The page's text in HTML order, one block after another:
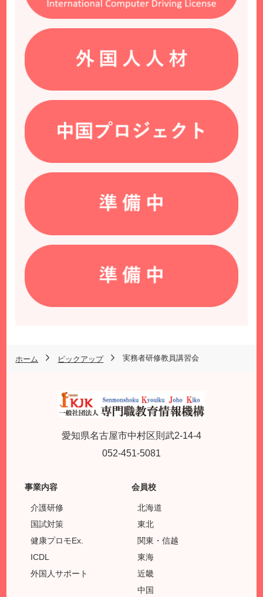
ホーム ピックアップ 実務者研修教員講習会
愛知県名古屋市中村区則武2-14-4
052-451-5081
事業内容
介護研修
国試対策
健康プロモEx.
ICDL
外国人サポート
会員校
北海道
東北
関東・信越
東海
近畿
中国